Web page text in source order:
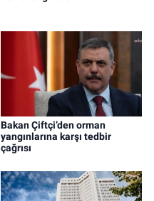
Bakan Çiftçi’den orman
yangınlarına karşı tedbir
çağrısı